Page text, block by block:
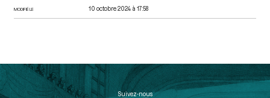
MODIFIÉ LE 10 octobre 2024 à 17:58
Suivez-nous